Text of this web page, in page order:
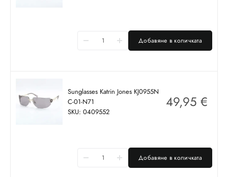
Добавяне в количката
Sunglasses Katrin Jones KJ0955N
C-01-N71
SKU: 0409552
49,95 €
Добавяне в количката